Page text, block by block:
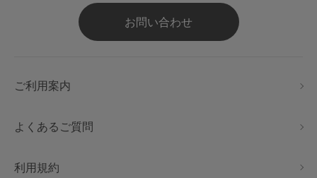
お問い合わせ
ご利用案内
よくあるご質問
利用規約